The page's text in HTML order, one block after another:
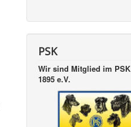
PSK
Wir sind Mitglied im PSK
1895 e.V.